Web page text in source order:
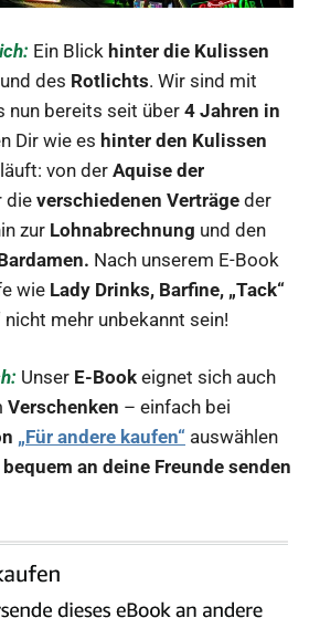
Ein Blick hinter die Kulissen
und des Rotlichts. Wir sind mit
nun bereits seit über 4 Jahren in
Dir wie es hinter den Kulissen
von derAquise der
die verschiedenen Verträge der
zur Lohnabrechnung und den
Nach unserem E-Book
wie Lady Drinks, Barfine, „Tack“
nicht mehr unbekannt sein!
Unser E-Book eignet sich auch
Verschenken – einfach bei
„Für andere kaufen“ auswählen
bequem an deine Freunde senden